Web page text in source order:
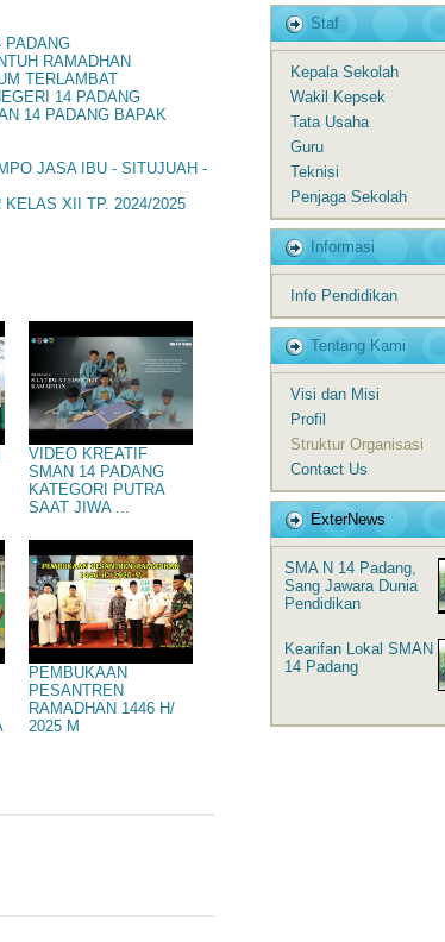
PADANG
RAMADHAN
TERLAMBAT
14 PADANG
14 PADANG BAPAK
JASA IBU - SITUJUAH -
XII TP. 2024/2025
VIDEO KREATIF
SMAN 14 PADANG
KATEGORI PUTRA
SAAT JIWA ...
PEMBUKAAN
PESANTREN
RAMADHAN 1446 H/
2025 M
Staf
Kepala Sekolah
Wakil Kepsek
Tata Usaha
Guru
Teknisi
Penjaga Sekolah
Informasi
Info Pendidikan
Tentang Kami
Visi dan Misi
Profil
Struktur Organisasi
Contact Us
ExterNews
SMA N 14 Padang,
Sang Jawara Dunia
Pendidikan
Kearifan Lokal SMAN
14 Padang